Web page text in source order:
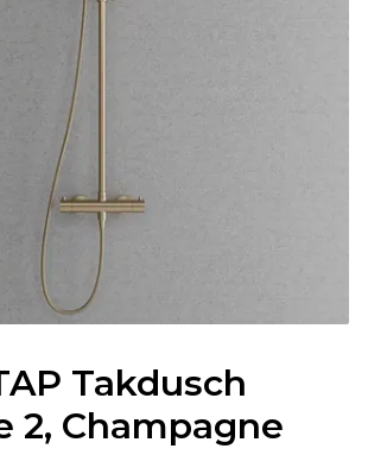
Takdusch
2, Champagne